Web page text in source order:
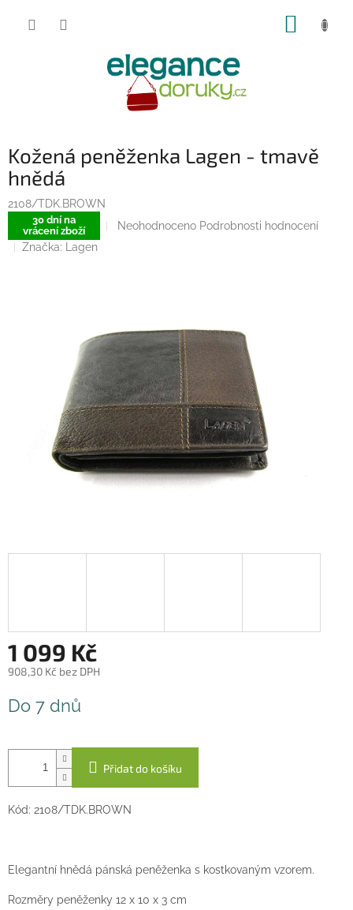
Kožená peněženka Lagen - tmavě
hnědá
2108/TDK.BROWN
30 dní na
vrácení zboží
Průměrné
hvězdiček.
Neohodnoceno Podrobnosti hodnocení
Značka: Lagen
1 099 Kč
908,30 Kč bez DPH
cena:
Do 7 dnů
Přidat do košíku
Kód: 2108/TDK.BROWN
Elegantní hnědá pánská peněženka s kostkovaným vzorem.
Rozměry peněženky 12 x 10 x 3 cm